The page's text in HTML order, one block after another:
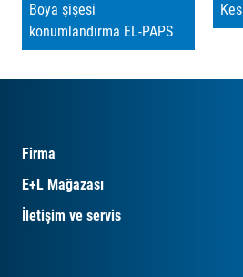
Boya şişesi
konumlandırma EL-PAPS
Firma
E+L Mağazası
İletişim ve servis